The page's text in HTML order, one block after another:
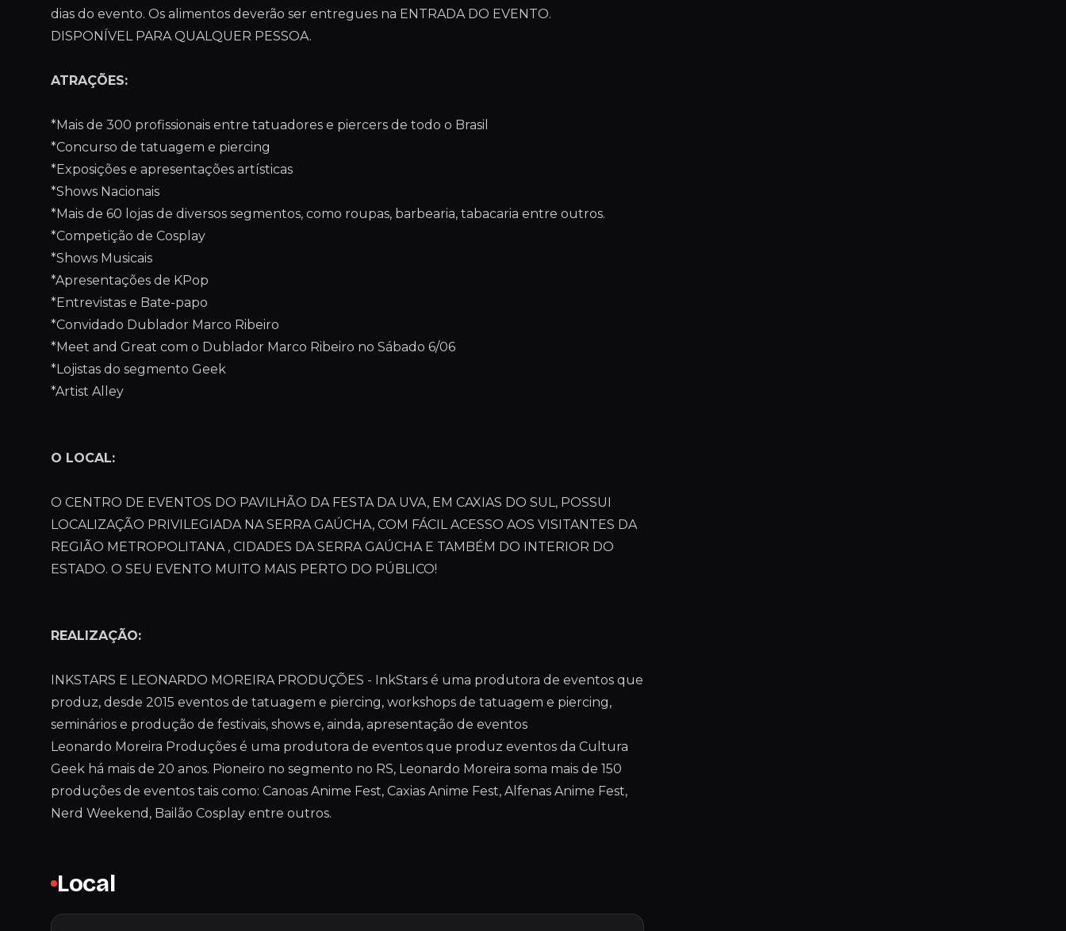
dias do evento. Os alimentos deverão ser entregues na ENTRADA DO EVENTO.
DISPONÍVEL PARA QUALQUER PESSOA.
ATRAÇÕES:
*Mais de 300 profissionais entre tatuadores e piercers de todo o Brasil
*Concurso de tatuagem e piercing
*Exposições e apresentações artísticas
*Shows Nacionais
*Mais de 60 lojas de diversos segmentos, como roupas, barbearia, tabacaria entre outros.
*Competição de Cosplay
*Shows Musicais
*Apresentações de KPop
*Entrevistas e Bate-papo
*Convidado Dublador Marco Ribeiro
*Meet and Great com o Dublador Marco Ribeiro no Sábado 6/06
*Lojistas do segmento Geek
*Artist Alley
O LOCAL:
O CENTRO DE EVENTOS DO PAVILHÃO DA FESTA DA UVA, EM CAXIAS DO SUL, POSSUI
LOCALIZAÇÃO PRIVILEGIADA NA SERRA GAÚCHA, COM FÁCIL ACESSO AOS VISITANTES DA
REGIÃO METROPOLITANA , CIDADES DA SERRA GAÚCHA E TAMBÉM DO INTERIOR DO
ESTADO. O SEU EVENTO MUITO MAIS PERTO DO PÚBLICO!
REALIZAÇÃO:
INKSTARS E LEONARDO MOREIRA PRODUÇÕES - InkStars é uma produtora de eventos que
produz, desde 2015 eventos de tatuagem e piercing, workshops de tatuagem e piercing,
seminários e produção de festivais, shows e, ainda, apresentação de eventos
Leonardo Moreira Produções é uma produtora de eventos que produz eventos da Cultura
Geek há mais de 20 anos. Pioneiro no segmento no RS, Leonardo Moreira soma mais de 150
produções de eventos tais como: Canoas Anime Fest, Caxias Anime Fest, Alfenas Anime Fest,
Nerd Weekend, Bailão Cosplay entre outros.
Local